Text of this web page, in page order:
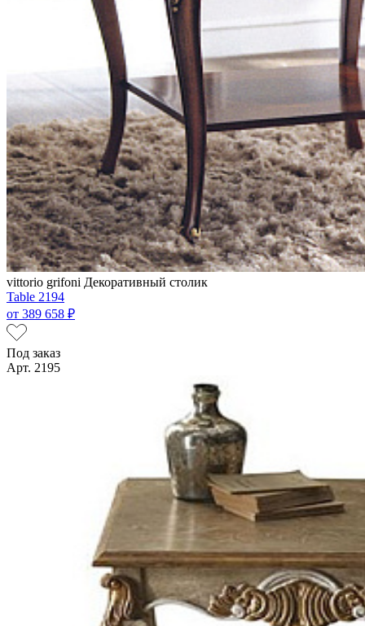
vittorio grifoni Декоративный столик
Table 2194
от 389 658 ₽
Под заказ
Арт. 2195